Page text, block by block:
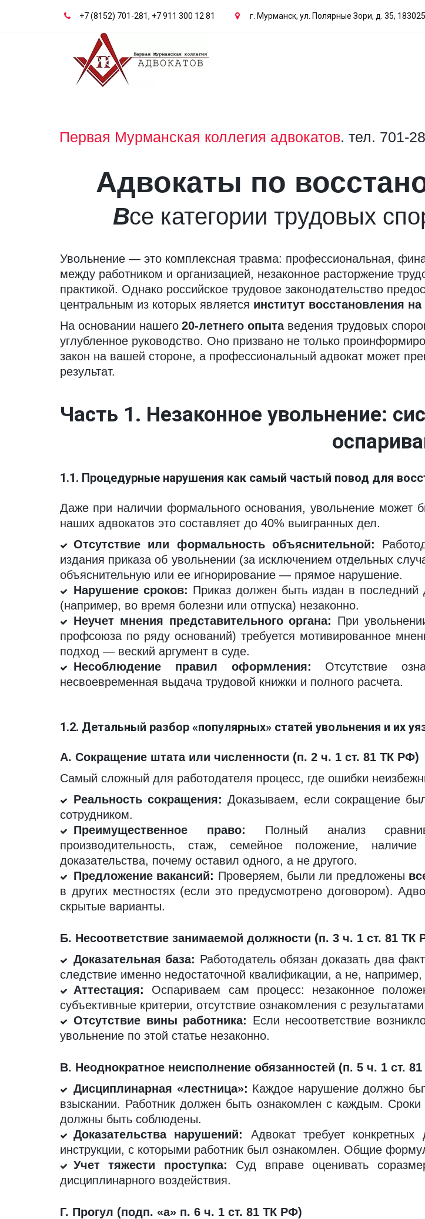
+7 (8152) 701-281, +7 911 300 12 81 г. Мурманск, ул. Полярные Зори, д. 35, 183025
Первая Мурманская коллегия адвокатов. тел. 701-
Адвокаты по
Все категории трудовых
Увольнение — это комплексная травма: профессиональная,
между работником и организацией, незаконное расторжение
практикой. Однако российское трудовое законодательство
центральным из которых является институт восстановления на
На основании нашего 20-летнего опыта ведения трудовых
углубленное руководство. Оно призвано не только
закон на вашей стороне, а профессиональный адвокат может
результат.
Часть 1. Незаконное увольнение:
1.1. Процедурные нарушения как самый частый повод для
Даже при наличии формального основания, увольнение может
наших адвокатов это составляет до 40% выигранных дел.
Отсутствие или формальность объяснительной:
издания приказа об увольнении (за исключением отдельных
объяснительную или ее игнорирование — прямое нарушение.
Нарушение сроков: Приказ должен быть издан в последний
(например, во время болезни или отпуска) незаконно.
Неучет мнения представительного органа: При
профсоюза по ряду оснований) требуется мотивированное
подход — веский аргумент в суде.
Несоблюдение правил оформления: Отсутствие
несвоевременная выдача трудовой книжки и полного расчета.
1.2. Детальный разбор «популярных» статей увольнения и их
А. Сокращение штата или численности (п. 2 ч. 1 ст. 81 ТК РФ)
Самый сложный для работодателя процесс, где ошибки
Реальность сокращения: Доказываем, если сокращение
сотрудником.
Преимущественное право: Полный анализ
производительность, стаж, семейное положение,
доказательства, почему оставил одного, а не другого.
Предложение вакансий: Проверяем, были ли предложены
в других местностях (если это предусмотрено договором).
скрытые варианты.
Б. Несоответствие занимаемой должности (п. 3 ч. 1 ст. 81 ТК
Доказательная база: Работодатель обязан доказать два
следствие именно недостаточной квалификации, а не, например,
Аттестация: Оспариваем сам процесс: незаконное
субъективные критерии, отсутствие ознакомления с
Отсутствие вины работника: Если несоответствие
увольнение по этой статье незаконно.
В. Неоднократное неисполнение обязанностей (п. 5 ч. 1 ст.
Дисциплинарная «лестница»: Каждое нарушение должно
взыскании. Работник должен быть ознакомлен с каждым.
должны быть соблюдены.
Доказательства нарушений:
Адвокат требует
инструкции, с которыми работник был ознакомлен. Общие
Учет тяжести проступка: Суд вправе оценивать
дисциплинарного воздействия.
Г. Прогул (подп. «а» п. 6 ч. 1 ст. 81 ТК РФ)